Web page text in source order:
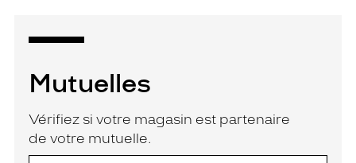
Mutuelles
Vérifiez si votre magasin est partenaire
de votre mutuelle.